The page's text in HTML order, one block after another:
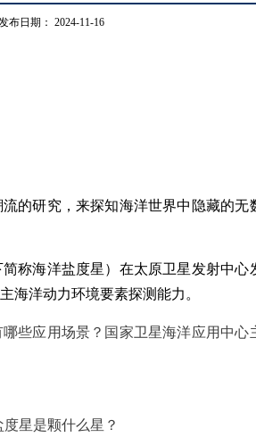
布日期： 2024-11-16
的研究，来探知海洋世界中隐藏的无
称海洋盐度星）在太原卫星发射中心
海洋动力环境要素探测能力。
些应用场景？国家卫星海洋应用中心
度星是颗什么星？